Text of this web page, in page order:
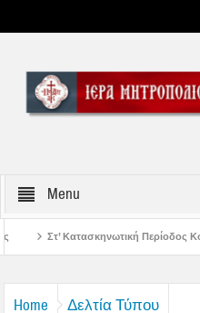
Menu
Περίοδος Κοριτσιών Γυμνασίου
Home Δελτία Τύπου